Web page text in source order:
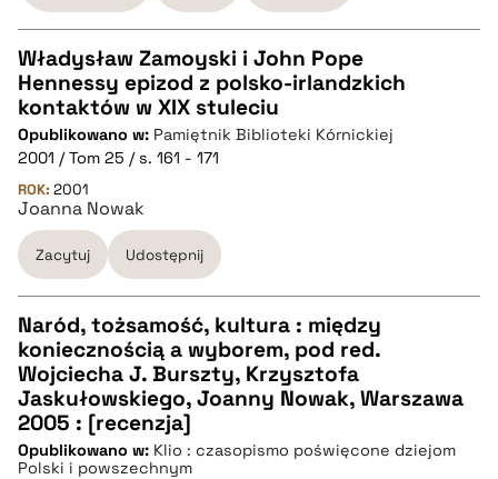
pobierz cytat
CZYSTY TEKST
pobierz cytat
BIBTEX
pobierz cytat
Władysław Zamoyski i John Pope
Hennessy epizod z polsko-irlandzkich
kontaktów w XIX stuleciu
Opublikowano w: Pamiętnik Biblioteki Kórnickiej
2001 / Tom 25 / s. 161 - 171
ROK: 2001
Joanna Nowak
Zacytuj Udostępnij
CZYSTY TEKST
pobierz cytat
Naród, tożsamość, kultura : między
koniecznością a wyborem, pod red.
Wojciecha J. Burszty, Krzysztofa
Jaskułowskiego, Joanny Nowak, Warszawa
2005 : [recenzja]
Opublikowano w: Klio : czasopismo poświęcone dziejom
Polski i powszechnym